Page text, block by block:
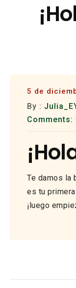
5 de
By :
Comments:
Te damos la
es tu
¡luego